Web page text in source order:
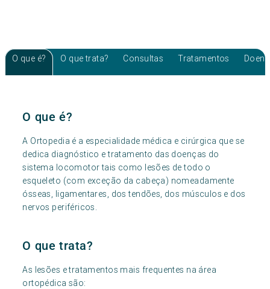
O que é? O que trata? Consultas Tratamentos
O que é?
A Ortopedia é a especialidade médica e cirúrgica que se
dedica diagnóstico e tratamento das doenças do
sistema locomotor tais como lesões de todo o
esqueleto (com exceção da cabeça) nomeadamente
ósseas, ligamentares, dos tendões, dos músculos e dos
nervos periféricos.
O que trata?
As lesões e tratamentos mais frequentes na área
ortopédica são: